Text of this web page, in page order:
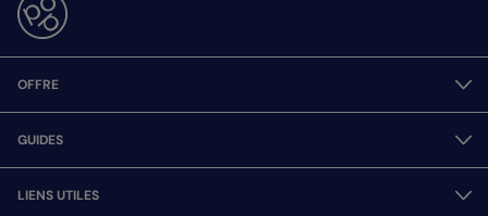
OFFRE
GUIDES
LIENS UTILES